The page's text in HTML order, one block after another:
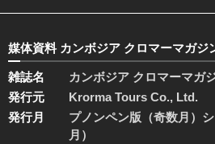
媒体資料 カンボジア クロマーマガジ
雑誌名
カンボジア クロマーマガ
発行元
Krorma Tours Co., Ltd.
発行月
プノンペン版（奇数月）
月）